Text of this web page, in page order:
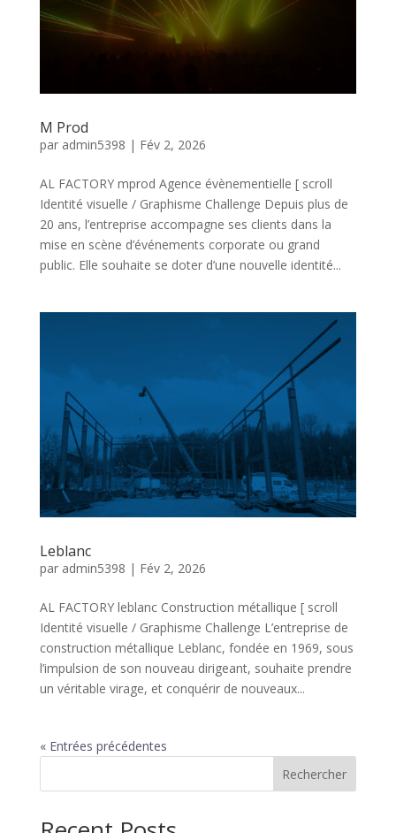
M Prod
par admin5398 | Fév 2, 2026
AL FACTORY mprod Agence évènementielle [ scroll
Identité visuelle / Graphisme Challenge Depuis plus de
20 ans, l’entreprise accompagne ses clients dans la
mise en scène d’événements corporate ou grand
public. Elle souhaite se doter d’une nouvelle identité...
Leblanc
par admin5398 | Fév 2, 2026
AL FACTORY leblanc Construction métallique [ scroll
Identité visuelle / Graphisme Challenge L’entreprise de
construction métallique Leblanc, fondée en 1969, sous
l’impulsion de son nouveau dirigeant, souhaite prendre
un véritable virage, et conquérir de nouveaux...
« Entrées précédentes
Rechercher